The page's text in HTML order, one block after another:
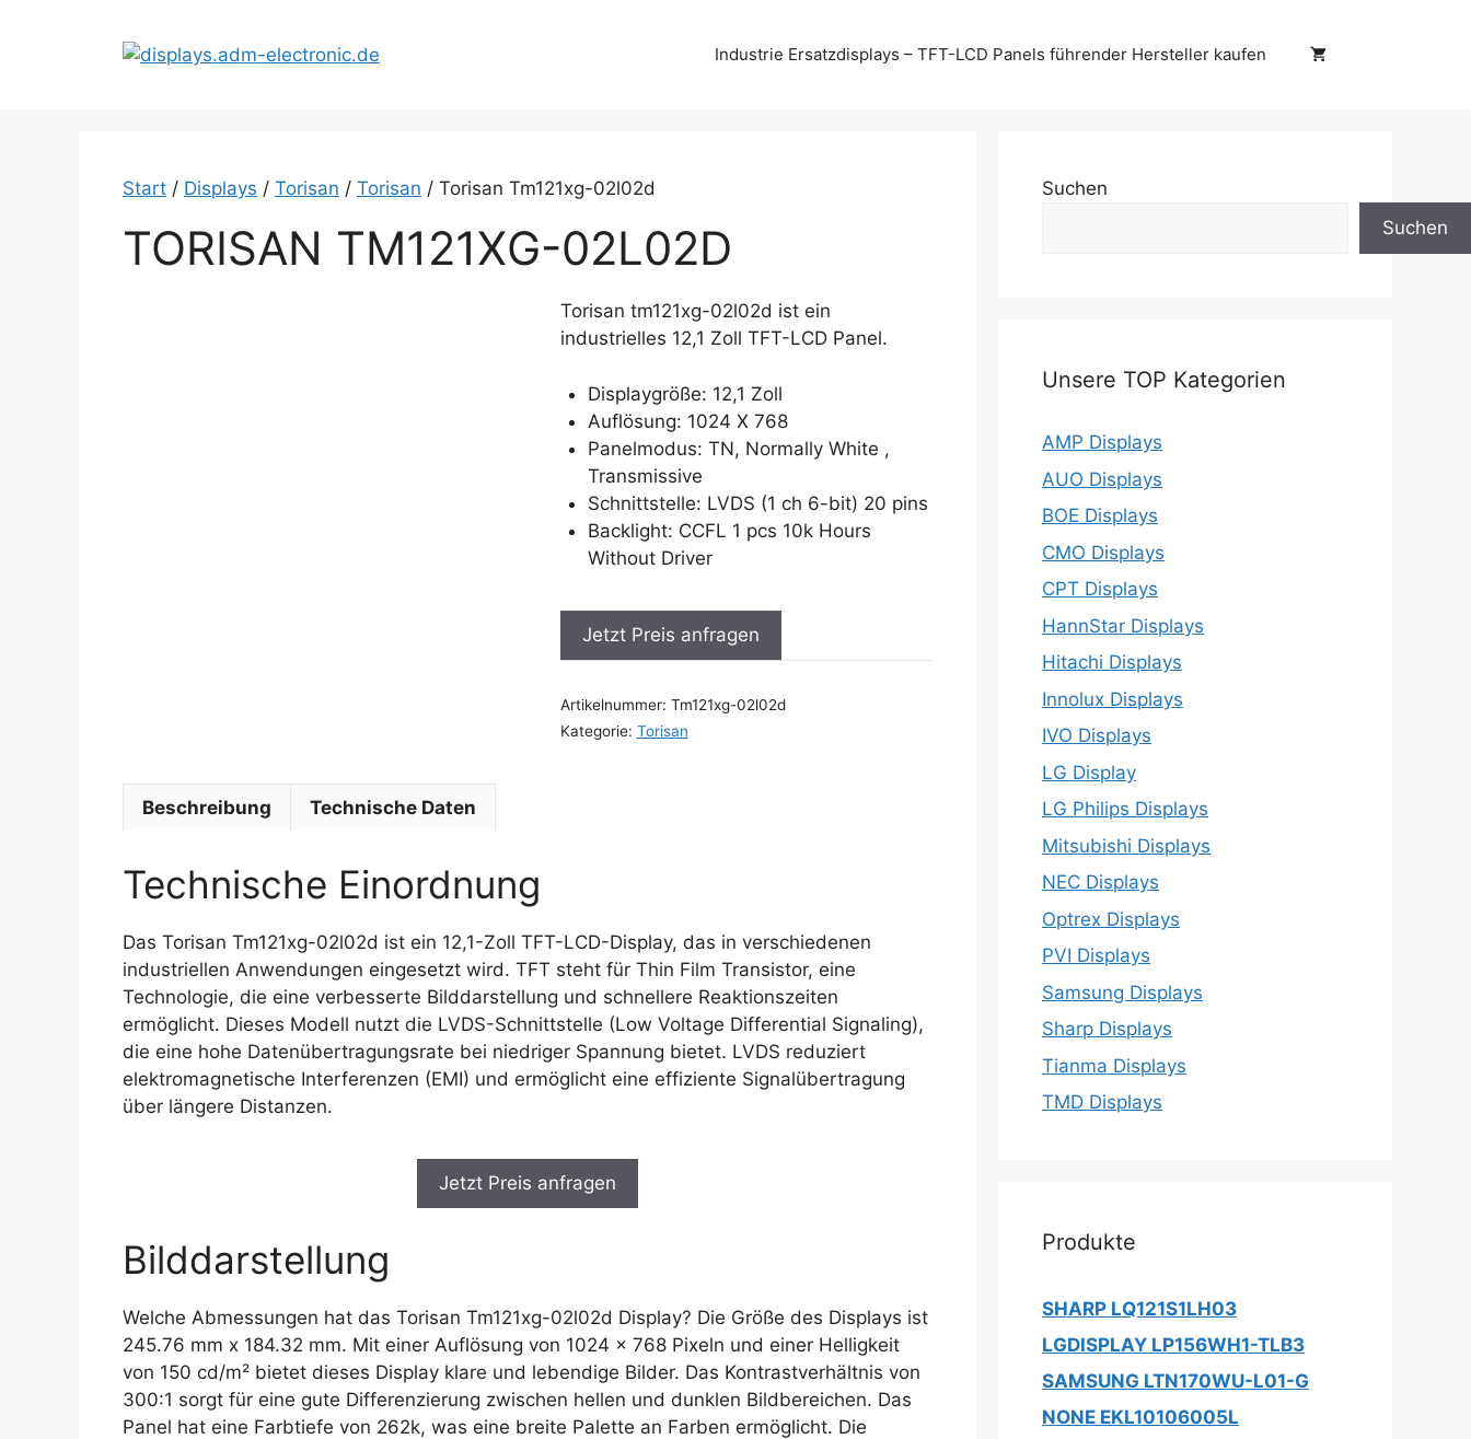
Industrie Ersatzdisplays – TFT-LCD Panels führender Hersteller kaufen
Start / Displays / Torisan / Torisan / Torisan Tm121xg-02l02d
TORISAN TM121XG-02L02D
Torisan tm121xg-02l02d ist ein
industrielles 12,1 Zoll TFT-LCD Panel.
Displaygröße: 12,1 Zoll
Auflösung: 1024 X 768
Panelmodus: TN, Normally White ,
Transmissive
Schnittstelle: LVDS (1 ch 6-bit) 20 pins
Backlight: CCFL 1 pcs 10k Hours
Without Driver
Jetzt Preis anfragen
Artikelnummer: Tm121xg-02l02d
Kategorie: Torisan
Beschreibung Technische Daten
Technische Einordnung
Das Torisan Tm121xg-02l02d ist ein 12,1-Zoll TFT-LCD-Display, das in verschiedenen
industriellen Anwendungen eingesetzt wird. TFT steht für Thin Film Transistor, eine
Technologie, die eine verbesserte Bilddarstellung und schnellere Reaktionszeiten
ermöglicht. Dieses Modell nutzt die LVDS-Schnittstelle (Low Voltage Differential Signaling),
die eine hohe Datenübertragungsrate bei niedriger Spannung bietet. LVDS reduziert
elektromagnetische Interferenzen (EMI) und ermöglicht eine effiziente Signalübertragung
über längere Distanzen.
Jetzt Preis anfragen
Bilddarstellung
Welche Abmessungen hat das Torisan Tm121xg-02l02d Display? Die Größe des Displays ist
245.76 mm x 184.32 mm. Mit einer Auflösung von 1024 x 768 Pixeln und einer Helligkeit
von 150 cd/m² bietet dieses Display klare und lebendige Bilder. Das Kontrastverhältnis von
300:1 sorgt für eine gute Differenzierung zwischen hellen und dunklen Bildbereichen. Das
Panel hat eine Farbtiefe von 262k, was eine breite Palette an Farben ermöglicht. Die
Suchen
Suchen
Unsere TOP Kategorien
AMP Displays
AUO Displays
BOE Displays
CMO Displays
CPT Displays
HannStar Displays
Hitachi Displays
Innolux Displays
IVO Displays
LG Display
LG Philips Displays
Mitsubishi Displays
NEC Displays
Optrex Displays
PVI Displays
Samsung Displays
Sharp Displays
Tianma Displays
TMD Displays
Produkte
SHARP LQ121S1LH03
LGDISPLAY LP156WH1-TLB3
SAMSUNG LTN170WU-L01-G
NONE EKL10106005L